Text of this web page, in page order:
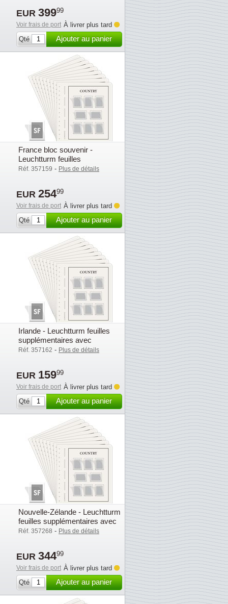
EUR 39999
Voir frais de port À livrer plus tard
Qté
Ajouter au panier
France bloc souvenir -
Leuchtturm feuilles
supplémentaires avec poch.
Réf. 357159 - Plus de détails
EUR 25499
Voir frais de port À livrer plus tard
Qté
Ajouter au panier
Irlande - Leuchtturm feuilles
supplémentaires avec
pochettes (SF) - 2015-2019
Réf. 357162 - Plus de détails
EUR 15999
Voir frais de port À livrer plus tard
Qté
Ajouter au panier
Nouvelle-Zélande - Leuchtturm
feuilles supplémentaires avec
pochettes (SF) - 2015-2019
Réf. 357268 - Plus de détails
EUR 34499
Voir frais de port À livrer plus tard
Qté
Ajouter au panier